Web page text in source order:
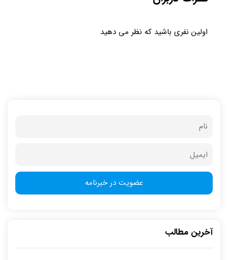
اولین نفری باشید که نظر می دهید
آخرین مطالب